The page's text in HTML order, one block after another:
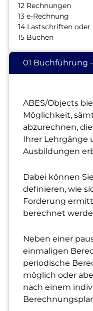
12 Rechnungen
13 e-Rechnung
14 Lastschriften
15 Buchen
01 Buchführung
ABES/Objects
Möglichkeit,
abzurechnen,
Ihrer Lehrgänge
Ausbildungen
Dabei können
definieren, wie
Forderung
berechnet
Neben einer
einmaligen
periodische
möglich oder
nach einem